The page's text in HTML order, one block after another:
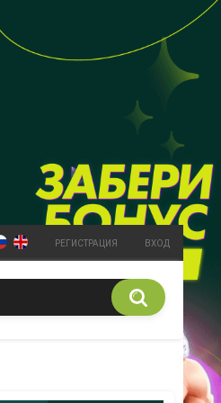
РЕГИСТРАЦИЯ ВХОД